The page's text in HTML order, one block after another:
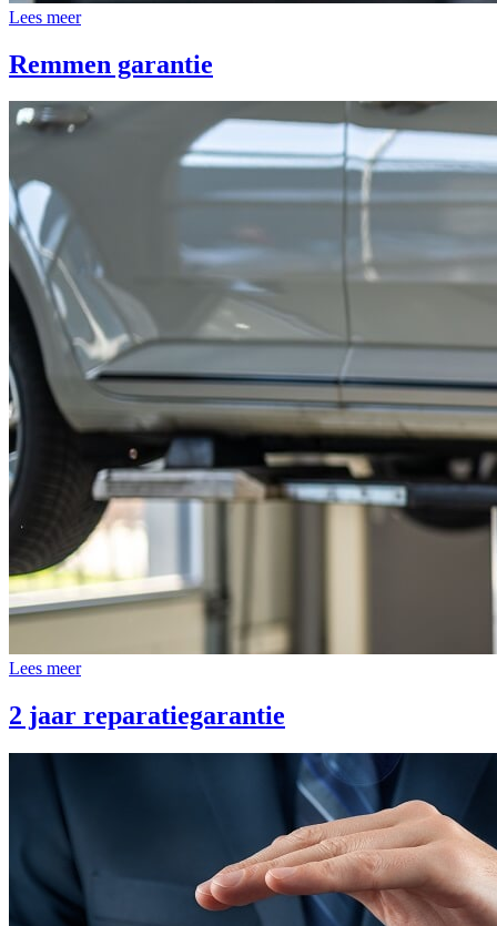
Lees meer
Remmen garantie
Lees meer
2 jaar reparatiegarantie